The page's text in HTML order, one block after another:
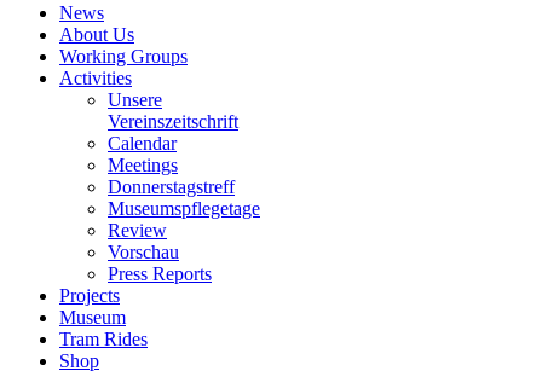
News
About Us
Working Groups
Activities
Unsere
Vereinszeitschrift
Calendar
Meetings
Donnerstagstreff
Museumspflegetage
Review
Vorschau
Press Reports
Projects
Museum
Tram Rides
Shop